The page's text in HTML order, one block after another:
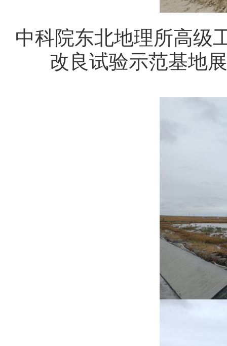
中科院东北地理所高级
改良试验示范基地